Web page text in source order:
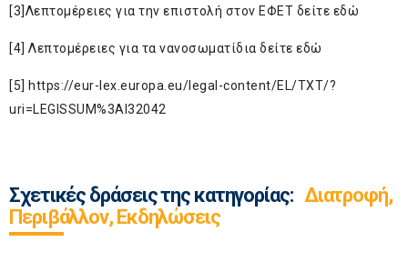
[3]Λεπτομέρειες για την επιστολή στον ΕΦΕΤ δείτε εδώ
[4] Λεπτομέρειες για τα νανοσωματίδια δείτε εδώ
[5] https://eur-lex.europa.eu/legal-content/EL/TXT/?
uri=LEGISSUM%3Al32042
Σχετικές δράσεις της κατηγορίας: Διατροφή,
Περιβάλλον, Εκδηλώσεις